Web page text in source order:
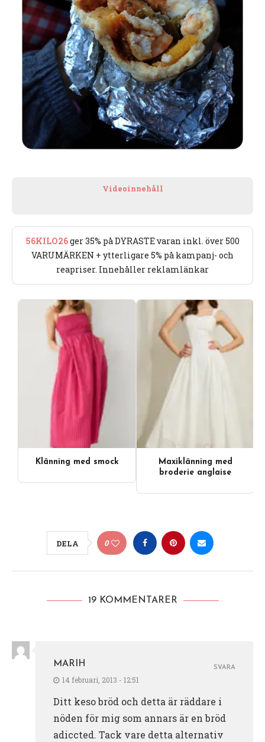
Videoinnehåll
56KILO26ger 35% på DYRASTE varan inkl. över 500
VARUMÄRKEN + ytterligare 5% på kampanj- och
reapriser. Innehåller reklamlänkar
Klänning med smock
Maxiklänning med
broderie anglaise
DELA 0
19 KOMMENTARER
MARIH
14 februari, 2013 - 12:51
Ditt keso bröd och detta är räddare i
nöden för mig som annars är en bröd
adiccted. Tack vare detta alternativ
SVARA